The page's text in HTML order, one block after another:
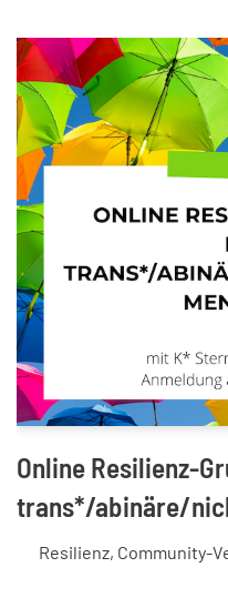
Online Resilienz-
trans*/abinäre/
Resilienz, Community-